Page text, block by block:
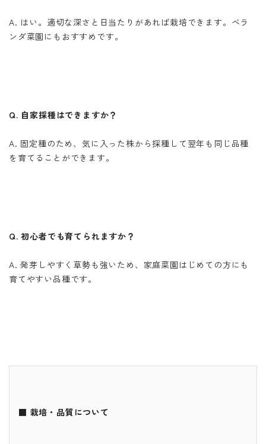
A. はい。適切な深さと日当たりがあれば栽培できます。ベラ
ンダ菜園にもおすすめです。
Q. 自家採種はできますか？
A. 固定種のため、気に入った株から採種して翌年も同じ品種
を育てることができます。
Q. 初心者でも育てられますか？
A. 発芽しやすく草勢も強いため、家庭菜園はじめての方にも
育てやすい品種です。
■ 栽培・品質について